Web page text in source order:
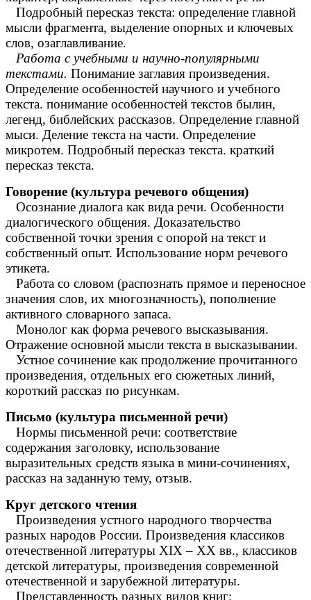
Подробный пересказ текста: определение главной
мысли фрагмента, выделение опорных и ключевых
слов, озаглавливание.
Работа с учебными и научно-популярными
текстами. Понимание заглавия произведения.
Определение особенностей научного и учебного
текста. понимание особенностей текстов былин,
легенд, библейских рассказов. Определение главной
мыси. Деление текста на части. Определение
микротем. Подробный пересказ текста. краткий
пересказ текста.
Говорение (культура речевого общения)
Осознание диалога как вида речи. Особенности
диалогического общения. Доказательство
собственной точки зрения с опорой на текст и
собственный опыт. Использование норм речевого
этикета.
Работа со словом (распознать прямое и переносное
значения слов, их многозначность), пополнение
активного словарного запаса.
Монолог как форма речевого высказывания.
Отражение основной мысли текста в высказывании.
Устное сочинение как продолжение прочитанного
произведения, отдельных его сюжетных линий,
короткий рассказ по рисункам.
Письмо (культура письменной речи)
Нормы письменной речи: соответствие
содержания заголовку, использование
выразительных средств языка в мини-сочинениях,
рассказ на заданную тему, отзыв.
Круг детского чтения
Произведения устного народного творчества
разных народов России. Произведения классиков
отечественной литературы ХIХ – ХХ вв., классиков
детской литературы, произведения современной
отечественной и зарубежной литературы.
Представленность разных видов книг: